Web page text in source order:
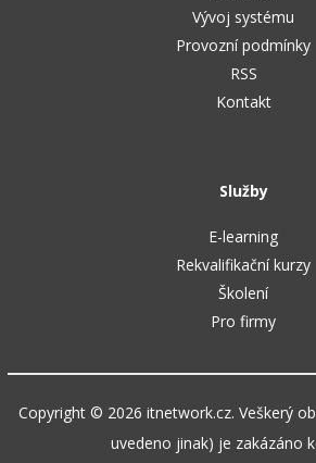
Vývoj systému
Provozní podmínky
RSS
Kontakt
Služby
E-learning
Rekvalifikační kurzy
Školení
Pro firmy
Copyright © 2026 itnetwork.cz. Veškerý
uvedeno jinak) je zakázáno